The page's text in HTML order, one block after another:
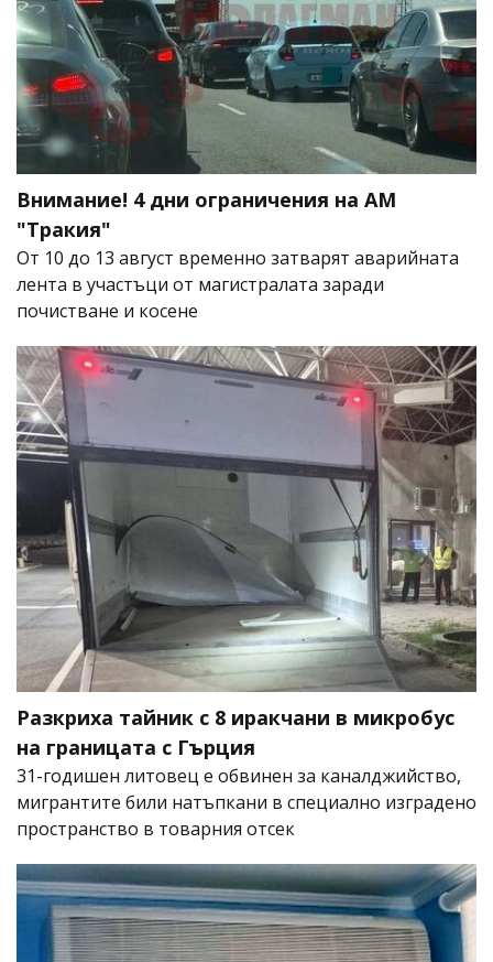
Внимание! 4 дни ограничения на АМ
"Тракия"
От 10 до 13 август временно затварят аварийната
лента в участъци от магистралата заради
почистване и косене
Разкриха тайник с 8 иракчани в микробус
на границата с Гърция
31-годишен литовец е обвинен за каналджийство,
мигрантите били натъпкани в специално изградено
пространство в товарния отсек